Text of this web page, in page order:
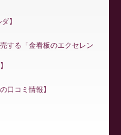
ダ
する「金看板のエクセレン
口コミ情報